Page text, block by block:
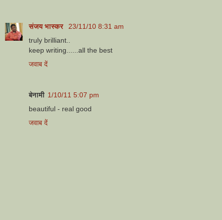
संजय भास्‍कर
23/11/10 8:31 am
truly brilliant..
keep writing......all the best
जवाब दें
बेनामी 1/10/11 5:07 pm
beautiful - real good
जवाब दें